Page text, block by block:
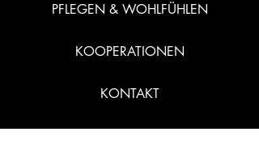
PFLEGEN & WOHLFÜHLEN
KOOPERATIONEN
KONTAKT